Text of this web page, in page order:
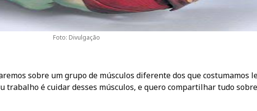
Foto: Divulgação
sobre um grupo de músculos diferente dos que costumamos
trabalho é cuidar desses músculos, e quero compartilhar tudo